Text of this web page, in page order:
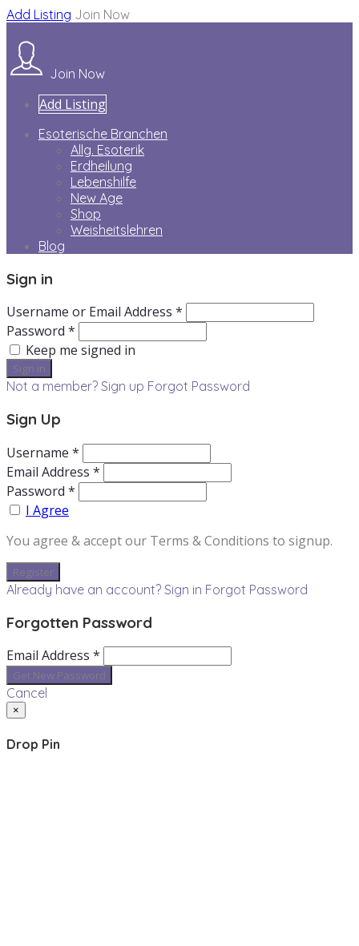
Add Listing Join Now
Join Now
Add Listing
Esoterische Branchen
Allg. Esoterik
Erdheilung
Lebenshilfe
New Age
Shop
Weisheitslehren
Blog
Sign in
Username or Email Address *
Password *
Keep me signed in
Not a member? Sign up Forgot Password
Sign Up
Username *
Email Address *
Password *
I Agree
You agree & accept our Terms & Conditions to signup.
Already have an account? Sign in Forgot Password
Forgotten Password
Email Address *
Cancel
×
Drop Pin